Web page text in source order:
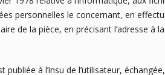
personnelles le concernant, en
de la pièce, en précisant l’adresse à
publiée à l’insu de l’utilisateur,